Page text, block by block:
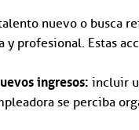
nuevo o busca
y profesional. Estas
ingresos: incluir
se perciba